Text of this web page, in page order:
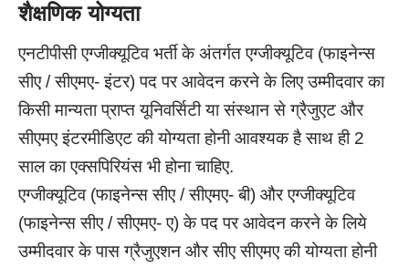
शैक्षणिक योग्यता
एनटीपीसी एग्जीक्यूटिव भर्ती के अंतर्गत एग्जीक्यूटिव (फाइनेन्स
सीए / सीएमए- इंटर) पद पर आवेदन करने के लिए उम्मीदवार का
किसी मान्यता प्राप्त यूनिवर्सिटी या संस्थान से ग्रैजुएट और
सीएमए इंटरमीडिएट की योग्यता होनी आवश्यक है साथ ही 2
साल का एक्सपिरियंस भी होना चाहिए.
एग्जीक्यूटिव (फाइनेन्स सीए / सीएमए- बी) और एग्जीक्यूटिव
(फाइनेन्स सीए / सीएमए- ए) के पद पर आवेदन करने के लिये
उम्मीदवार के पास ग्रैजुएशन और सीए सीएमए की योग्यता होनी